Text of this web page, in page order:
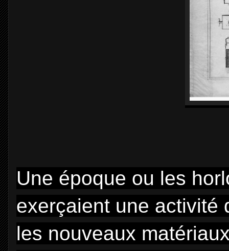
Une époque ou les
exerçaient une activité
les nouveaux